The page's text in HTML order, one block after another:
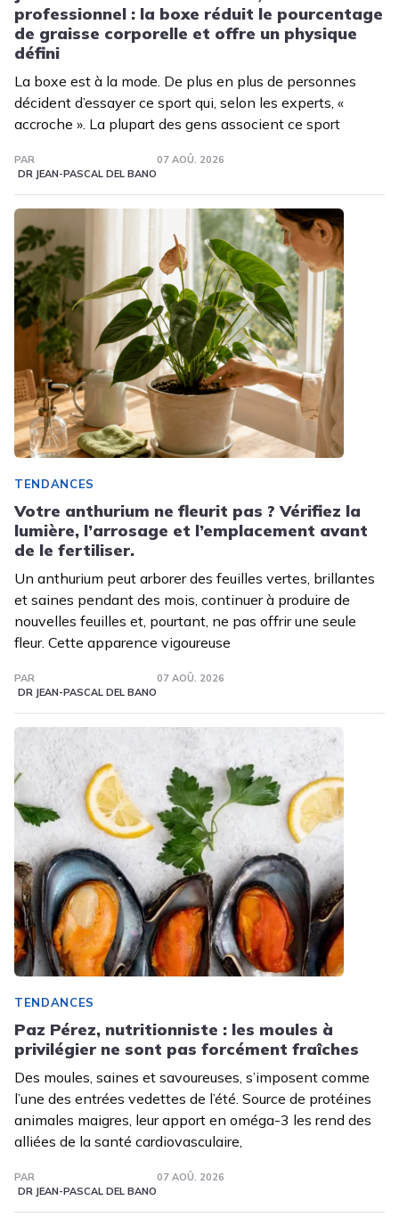
professionnel : la boxe réduit le pourcentage
de graisse corporelle et offre un physique
défini
La boxe est à la mode. De plus en plus de personnes
décident d’essayer ce sport qui, selon les experts, «
accroche ». La plupart des gens associent ce sport
PAR
DR JEAN-PASCAL DEL BANO
07 AOÛ. 2026
TENDANCES
Votre anthurium ne fleurit pas ? Vérifiez la
lumière, l’arrosage et l’emplacement avant
de le fertiliser.
Un anthurium peut arborer des feuilles vertes, brillantes
et saines pendant des mois, continuer à produire de
nouvelles feuilles et, pourtant, ne pas offrir une seule
fleur. Cette apparence vigoureuse
PAR
DR JEAN-PASCAL DEL BANO
07 AOÛ. 2026
TENDANCES
Paz Pérez, nutritionniste : les moules à
privilégier ne sont pas forcément fraîches
Des moules, saines et savoureuses, s’imposent comme
l’une des entrées vedettes de l’été. Source de protéines
animales maigres, leur apport en oméga-3 les rend des
alliées de la santé cardiovasculaire,
PAR
DR JEAN-PASCAL DEL BANO
07 AOÛ. 2026